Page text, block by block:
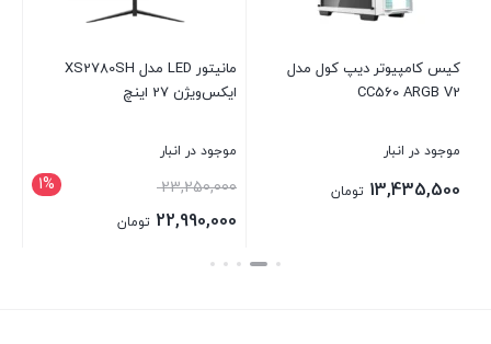
کیس کامپیوتر دیپ کول مدل
CC560 ARGB V2
موجود در انبار
13,435,500 تومان
مانیتور LED مدل XS2780SH
ایکس‌ویژن 27 اینچ
موجود در انبار
1% 23,250,000
22,990,000 تومان
بستن